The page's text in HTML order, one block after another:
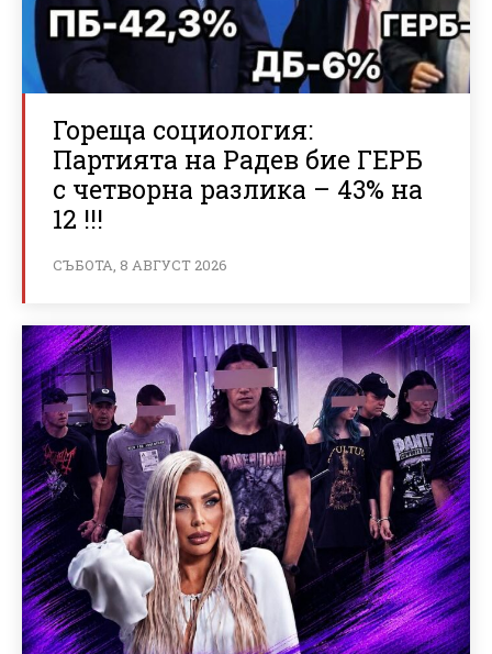
Гореща социология:
Партията на Радев бие ГЕРБ
с четворна разлика – 43% на
12 !!!
СЪБОТА, 8 АВГУСТ 2026